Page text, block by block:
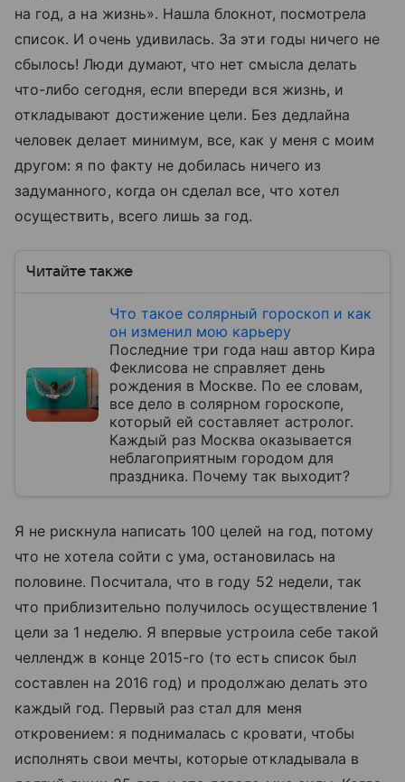
на год, а на жизнь». Нашла блокнот, посмотрела
список. И очень удивилась. За эти годы ничего не
сбылось! Люди думают, что нет смысла делать
что-либо сегодня, если впереди вся жизнь, и
откладывают достижение цели. Без дедлайна
человек делает минимум, все, как у меня с моим
другом: я по факту не добилась ничего из
задуманного, когда он сделал все, что хотел
осуществить, всего лишь за год.
Читайте также
Что такое солярный гороскоп и как
он изменил мою карьеру
Последние три года наш автор Кира
Феклисова не справляет день
рождения в Москве. По ее словам,
все дело в солярном гороскопе,
который ей составляет астролог.
Каждый раз Москва оказывается
неблагоприятным городом для
праздника. Почему так выходит?
Я не рискнула написать 100 целей на год, потому
что не хотела сойти с ума, остановилась на
половине. Посчитала, что в году 52 недели, так
что приблизительно получилось осуществление 1
цели за 1 неделю. Я впервые устроила себе такой
челлендж в конце 2015-го (то есть список был
составлен на 2016 год) и продолжаю делать это
каждый год. Первый раз стал для меня
откровением: я поднималась с кровати, чтобы
исполнять свои мечты, которые откладывала в